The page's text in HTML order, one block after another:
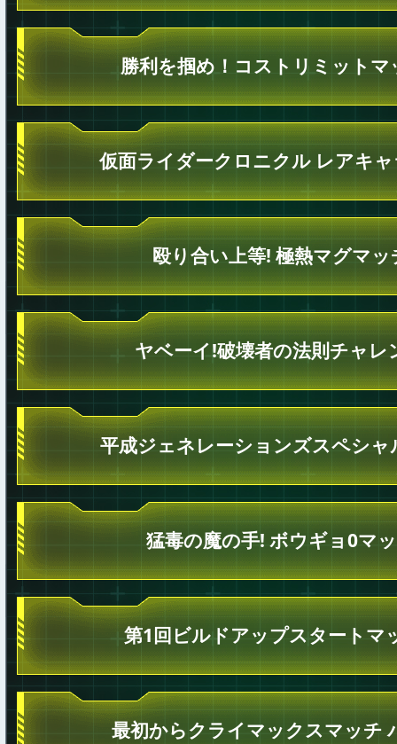
勝利を掴め！コストリミットマ
仮面ライダークロニクル レアキ
殴り合い上等! 極熱マグマッ
ヤベーイ!破壊者の法則チャレ
平成ジェネレーションズスペシャ
猛毒の魔の手! ボウギョ0マ
第1回ビルドアップスタートマ
最初からクライマックスマッチ